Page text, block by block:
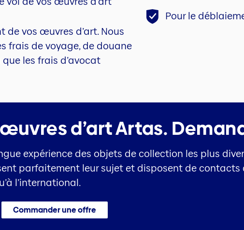
de vos œuvres d’art. Nous
frais de voyage, de douane
les frais d’avocat
Pour le
d’art Artas.
expérience des objets de collection les plus
parfaitement leur sujet et disposent de
l’international.
Commander une offre